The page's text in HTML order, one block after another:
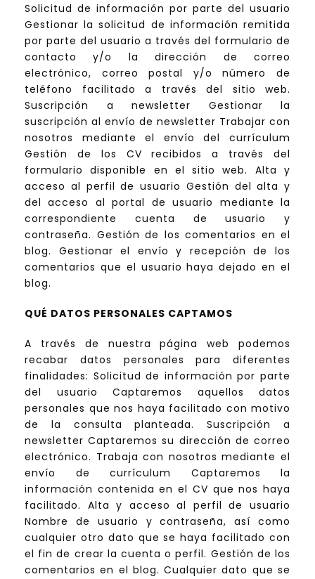
Solicitud de información por parte del usuario
Gestionar la solicitud de información remitida
por parte del usuario a través del formulario de
contacto y/o la dirección de correo
electrónico, correo postal y/o número de
teléfono facilitado a través del sitio web.
Suscripción a newsletter Gestionar la
suscripción al envío de newsletter Trabajar con
nosotros mediante el envío del currículum
Gestión de los CV recibidos a través del
formulario disponible en el sitio web. Alta y
acceso al perfil de usuario Gestión del alta y
del acceso al portal de usuario mediante la
correspondiente cuenta de usuario y
contraseña. Gestión de los comentarios en el
blog. Gestionar el envío y recepción de los
comentarios que el usuario haya dejado en el
blog.
QUÉ DATOS PERSONALES CAPTAMOS
A través de nuestra página web podemos
recabar datos personales para diferentes
finalidades: Solicitud de información por parte
del usuario Captaremos aquellos datos
personales que nos haya facilitado con motivo
de la consulta planteada. Suscripción a
newsletter Captaremos su dirección de correo
electrónico. Trabaja con nosotros mediante el
envío de currículum Captaremos la
información contenida en el CV que nos haya
facilitado. Alta y acceso al perfil de usuario
Nombre de usuario y contraseña, así como
cualquier otro dato que se haya facilitado con
el fin de crear la cuenta o perfil. Gestión de los
comentarios en el blog. Cualquier dato que se